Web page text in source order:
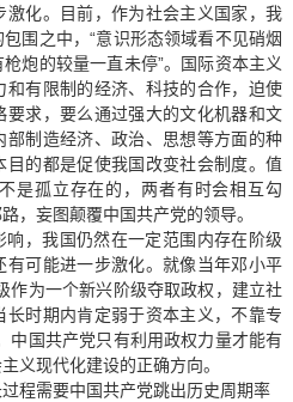
化。目前，作为社会主义国家，我
围之中，“意识形态领域看不见硝烟
炮的较量一直未停”。国际资本主义
有限制的经济、科技的合作，迫使
求，要么通过强大的文化机器和文
制造经济、政治、思想等方面的种
的都是促使我国改变社会制度。值
是孤立存在的，两者有时会相互勾
，妄图颠覆中国共产党的领导。
，我国仍然在一定范围内存在阶级
可能进一步激化。就像当年邓小平
作为一个新兴阶级夺取政权，建立社
时期内肯定弱于资本主义，不靠专
中国共产党只有利用政权力量才能有
义现代化建设的正确方向。
过程需要中国共产党跳出历史周期率